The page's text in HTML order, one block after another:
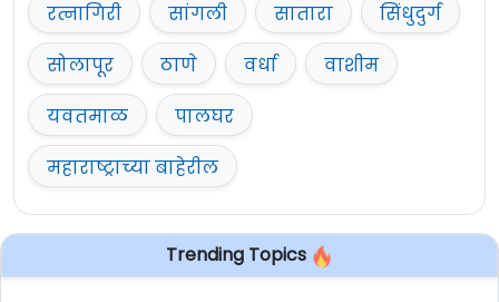
रत्नागिरी
सांगली सातारा
सिंधुदुर्ग
सोलापूर
ठाणे वर्धा
वाशीम
यवतमाळ
पालघर
महाराष्ट्राच्या बाहेरील
Trending Topics